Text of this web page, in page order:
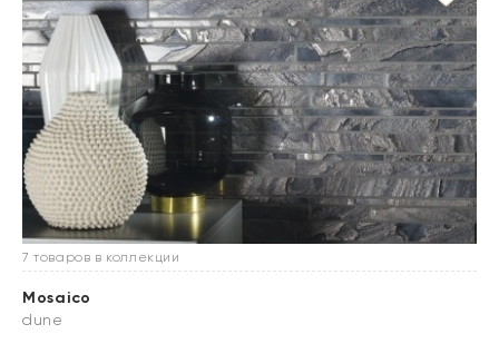
7 товаров в коллекции
Mosaico
dune